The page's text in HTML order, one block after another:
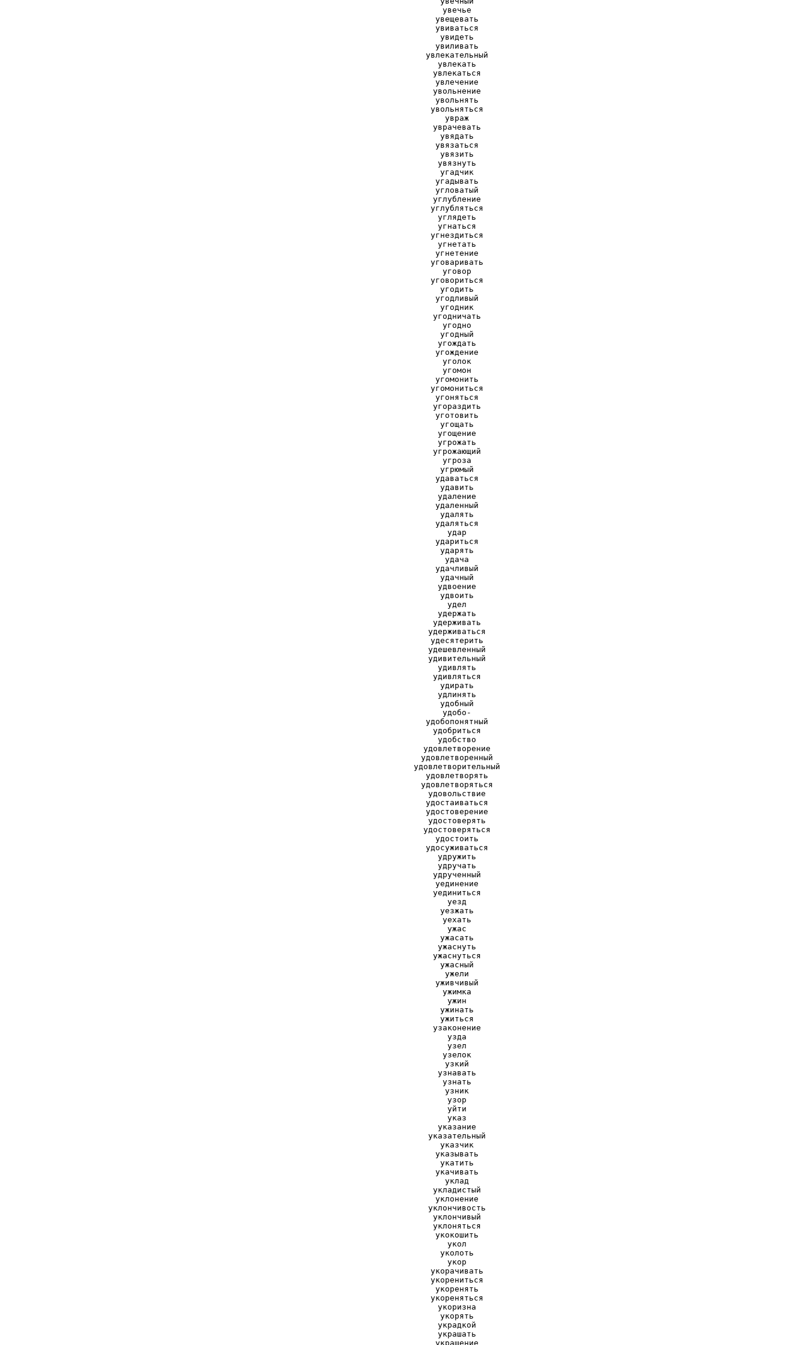
увечье
увещевать
увиваться
увидеть
увиливать
увлекательный
увлекать
увлекаться
увлечение
увольнение
увольнять
увольняться
увраж
уврачевать
увядать
увязаться
увязить
увязнуть
угадчик
угадывать
угловатый
углубление
углубляться
углядеть
угнаться
угнездиться
угнетать
угнетение
уговаривать
уговор
уговориться
угодить
угодливый
угодник
угодничать
угодно
угодный
угождать
угождение
уголок
угомон
угомонить
угомониться
угоняться
угораздить
уготовить
угощать
угощение
угрожать
угрожающий
угроза
угрюмый
удаваться
удавить
удаление
удаленный
удалять
удаляться
удар
удариться
ударять
удача
удачливый
удачный
удвоение
удвоить
удел
удержать
удерживать
удерживаться
удесятерить
удешевленный
удивительный
удивлять
удивляться
удирать
удлинять
удобный
удобо-
удобопонятный
удобриться
удобство
удовлетворение
удовлетворенный
удовлетворительный
удовлетворять
удовлетворяться
удовольствие
удостаиваться
удостоверение
удостоверять
удостоверяться
удостоить
удосуживаться
удружить
удручать
удрученный
уединение
уединиться
уезд
уезжать
уехать
ужас
ужасать
ужаснуть
ужаснуться
ужасный
ужели
уживчивый
ужимка
ужин
ужинать
ужиться
узаконение
узда
узел
узелок
узкий
узнавать
узнать
узник
узор
уйти
указ
указание
указательный
указчик
указывать
укатить
укачивать
уклад
укладистый
уклонение
уклончивость
уклончивый
уклоняться
укокошить
укол
уколоть
укор
укорачивать
укорениться
укоренять
укореняться
укоризна
укорять
украдкой
украшать
украшение